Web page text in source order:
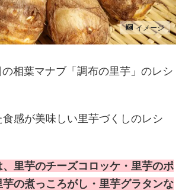
イメージ
相葉マナブ「調布の里芋」のレシ
感が美味しい里芋づくしのレシ
里芋のチーズコロッケ・里芋のポ
の煮っころがし・里芋グラタンな